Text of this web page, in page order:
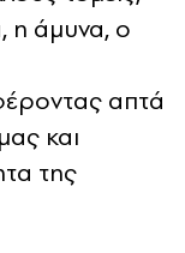
η άμυνα, ο
απτά
και
της